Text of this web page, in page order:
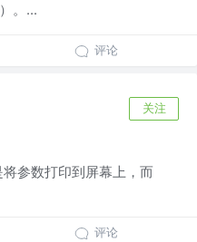
。...
评论
关注
参数打印到屏幕上，而
评论